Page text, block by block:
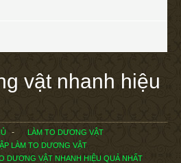
vật nhanh hiệu
LÀM TO DƯƠNG VẬT
LÀM TO DƯƠNG VẬT
DƯƠNG VẬT NHANH HIỆU QUẢ NHẤT